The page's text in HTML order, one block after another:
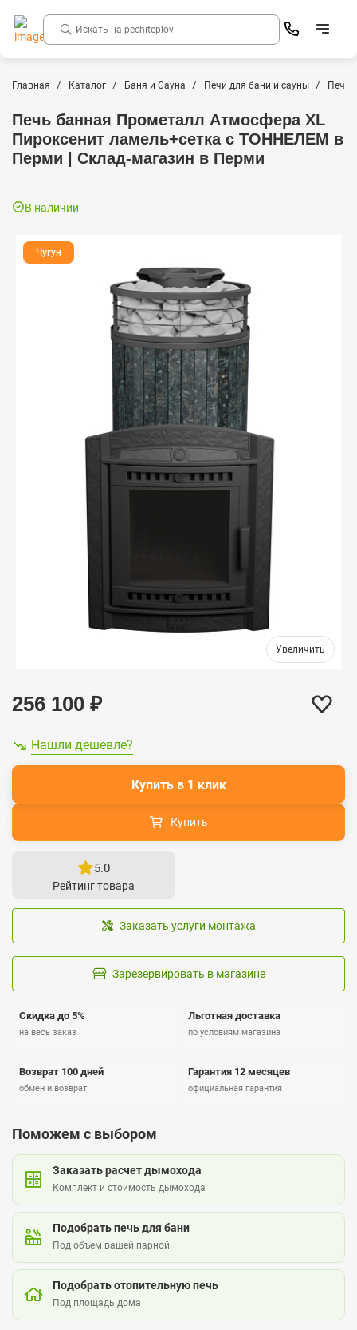
Главная Каталог Баня и Сауна Печи для бани и сауны Печи
Печь банная Прометалл Атмосфера XL
Пироксенит ламель+сетка с ТОННЕЛЕМ в
Перми | Склад-магазин в Перми
В наличии
Чугун
256 100 ₽
Нашли дешевле?
Купить
Купить в 1 клик
5.0
Рейтинг товара
Заказать услуги монтажа
Зарезервировать в магазине
Скидка до 5%
на весь заказ
Льготная доставка
по условиям магазина
Возврат 100 дней
обмен и возврат
Гарантия 12 месяцев
официальная гарантия
Поможем с выбором
Заказать расчет дымохода
Комплект и стоимость дымохода
Подобрать печь для бани
Под объем вашей парной
Подобрать отопительную печь
Под площадь дома